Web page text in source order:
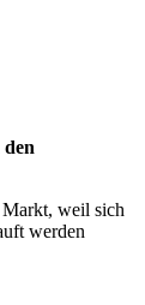
weil sich
werden